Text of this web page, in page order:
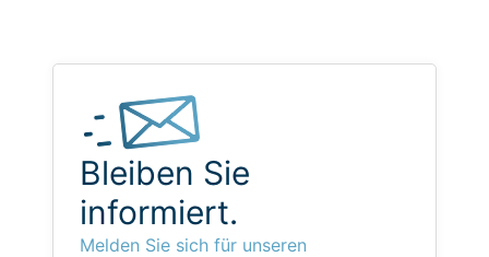
Bleiben Sie
informiert.
Melden Sie sich für unseren